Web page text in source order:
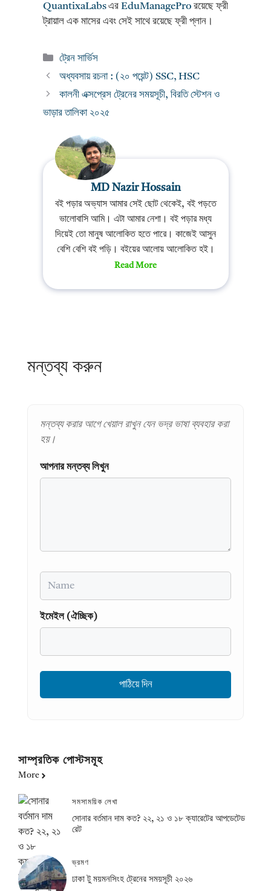
QuantixaLabsএর EduManagePro রয়েছে ফ্রী
ট্রায়াল এক মাসের এবং সেই সাথে রয়েছে ফ্রী প্লান।
Categories
ট্রেন সার্ভিস
অধ্যবসায় রচনা : (২০ পয়েন্ট) SSC, HSC
কালনী এক্সপ্রেস ট্রেনের সময়সূচী, বিরতি স্টেশন ও
ভাড়ার তালিকা ২০২৫
MD Nazir Hossain
বই পড়ার অভ্যাস আমার সেই ছোট থেকেই, বই পড়তে
ভালোবাসি আমি। এটা আমার নেশা। বই পড়ার মধ্য
দিয়েই তো মানুষ আলোকিত হতে পারে। কাজেই আসুন
বেশি বেশি বই পড়ি। বইয়ের আলোয় আলোকিত হই।
Read More
মন্তব্য করুন
মন্তব্য করার আগে খেয়াল রাখুন যেন ভদ্র ভাষা ব্যবহার করা
হয়।
আপনার মন্তব্য লিখুন
ইমেইল (ঐচ্ছিক)
সাম্প্রতিক পোস্টসমূহ
More
সমসাময়িক লেখা
সোনার বর্তমান দাম কত? ২২, ২১ ও ১৮ ক্যারেটের আপডেটেড
রেট
ভ্রমণ
ঢাকা টু ময়মনসিংহ ট্রেনের সময়সূচী ২০২৬